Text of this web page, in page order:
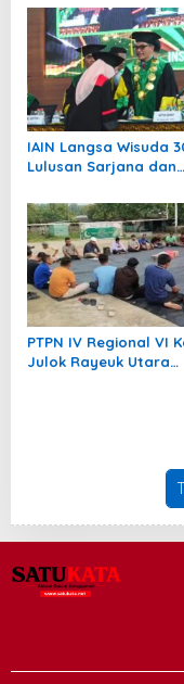
Syariah Periode
IAIN Langsa Wisuda
Lulusan Sarjana dan
Lanjut ke Jenjang
PTPN IV Regional VI
Julok Rayeuk Utara